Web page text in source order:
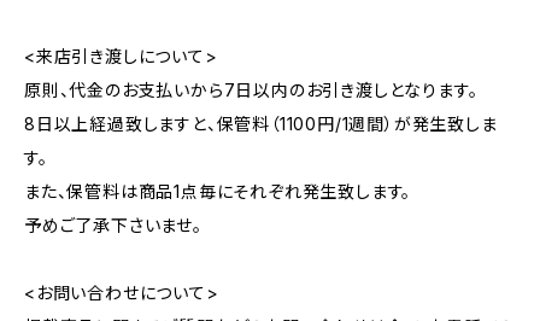
<来店引き渡しについて>
原則、代金のお支払いから7日以内のお引き渡しとなります。
8日以上経過致しますと、保管料（1100円/1週間）が発生致しま
す。
また、保管料は商品1点毎にそれぞれ発生致します。
予めご了承下さいませ。
<お問い合わせについて>